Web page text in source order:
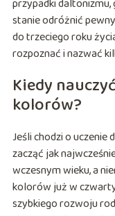
przypadki daltonizmu,
stanie odróżnić
do trzeciego roku
rozpoznać i nazwać
Kiedy
kolorów?
Jeśli chodzi o
zacząć jak
wczesnym wieku, a
kolorów już w
szybkiego rozwoju